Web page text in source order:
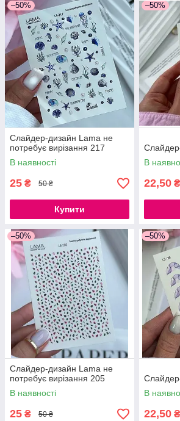
–50%
Слайдер-дизайн Lama не
потребує вирізання 217
В наявності
25 ₴ 50 ₴
Купити
–50%
В
22,50 ₴
–50%
Слайдер-дизайн Lama не
потребує вирізання 205
В наявності
25 ₴ 50 ₴
–50%
В
22,50 ₴